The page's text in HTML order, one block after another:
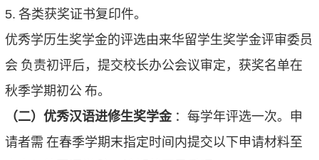
5. 各类获奖证书复印件。
优秀学历生奖学金的评选由来华留学生奖学金评审委员
会 负责初评后，提交校长办公会议审定，获奖名单在
秋季学期初公 布。
（二）优秀汉语进修生奖学金 ：每学年评选一次。申
请者需 在春季学期末指定时间内提交以下申请材料至